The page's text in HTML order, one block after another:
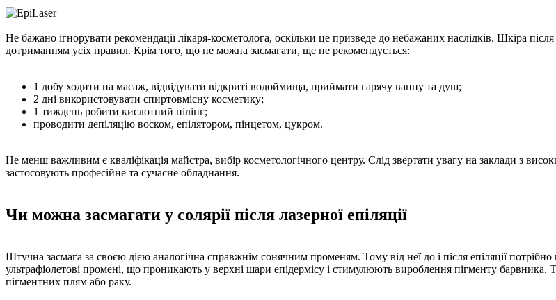
Не бажано ігнорувати рекомендації лікаря-косметолога, оскільки це призведе до небажаних наслідків. Шкіра
дотриманням усіх правил. Крім того, що не можна засмагати, ще не рекомендується:
1 добу ходити на масаж, відвідувати відкриті водоймища, приймати гарячу ванну та душ;
2 дні використовувати спиртовмісну косметику;
1 тиждень робити кислотний пілінг;
проводити депіляцію воском, епілятором, пінцетом, цукром.
Не менш важливим є кваліфікація майстра, вибір косметологічного центру. Слід звертати увагу на заклади з
застосовують професійне та сучасне обладнання.
Чи можна засмагати у солярії після лазерної епіляції
Штучна засмага за своєю дією аналогічна справжнім сонячним променям. Тому від неї до і після епіляції
ультрафіолетові промені, що проникають у верхні шари епідермісу і стимулюють вироблення пігменту барвника.
пігментних плям або раку.